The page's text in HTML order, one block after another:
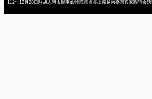
112年12月28日駐胡志明市辦事處韓國耀處長出席越南臺灣客家聯誼會活